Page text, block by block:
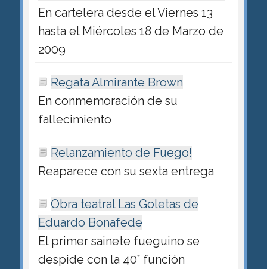
En cartelera desde el Viernes 13
hasta el Miércoles 18 de Marzo de
2009
Regata Almirante Brown
En conmemoración de su
fallecimiento
Relanzamiento de Fuego!
Reaparece con su sexta entrega
Obra teatral Las Goletas de
Eduardo Bonafede
El primer sainete fueguino se
despide con la 40° función